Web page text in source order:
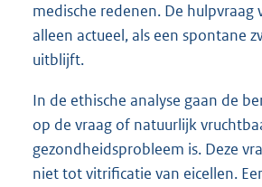
medische redenen. De
alleen actueel, als een spontane
uitblijft.
In de ethische analyse gaan de
op de vraag of natuurlijk
gezondheidsprobleem is. Deze
niet tot vitrificatie van eicellen.